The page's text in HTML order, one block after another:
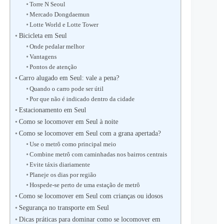
Torre N Seoul
Mercado Dongdaemun
Lotte World e Lotte Tower
Bicicleta em Seul
Onde pedalar melhor
Vantagens
Pontos de atenção
Carro alugado em Seul: vale a pena?
Quando o carro pode ser útil
Por que não é indicado dentro da cidade
Estacionamento em Seul
Como se locomover em Seul à noite
Como se locomover em Seul com a grana apertada?
Use o metrô como principal meio
Combine metrô com caminhadas nos bairros centrais
Evite táxis diariamente
Planeje os dias por região
Hospede-se perto de uma estação de metrô
Como se locomover em Seul com crianças ou idosos
Segurança no transporte em Seul
Dicas práticas para dominar como se locomover em